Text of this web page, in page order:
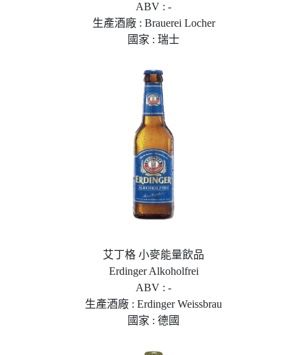
ABV : -
生產酒廠 : Brauerei Locher
國家 : 瑞士
艾丁格 小麥能量飲品
Erdinger Alkoholfrei
ABV : -
生產酒廠 : Erdinger Weissbrau
國家 : 德國